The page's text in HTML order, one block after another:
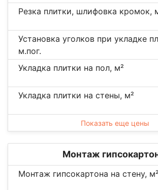
Резка плитки, шлифовка кромок,
Установка уголков при укладке
м.пог.
Укладка плитки на пол, м²
Укладка плитки на стены, м²
Показать еще цены
Монтаж
Монтаж гипсокартона на стену, м²